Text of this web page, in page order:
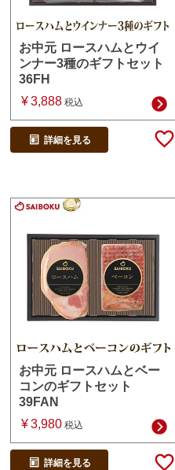
お中元 ロースハムとウイ
ンナー3種のギフトセット
36FH
¥ 3,888 税込
詳細を見る
お中元 ロースハムとベー
コンのギフトセット
39FAN
¥ 3,980 税込
詳細を見る